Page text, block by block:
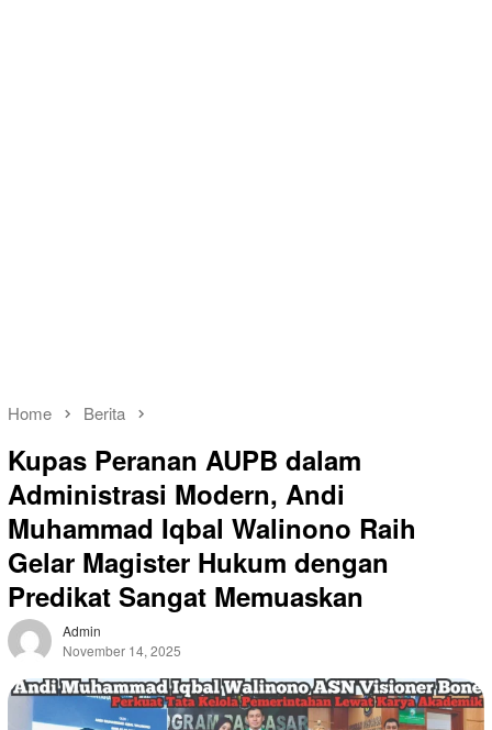
Home Berita
Kupas Peranan AUPB dalam
Administrasi Modern, Andi
Muhammad Iqbal Walinono Raih
Gelar Magister Hukum dengan
Predikat Sangat Memuaskan
Admin
November 14, 2025